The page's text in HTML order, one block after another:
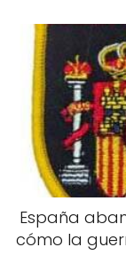
España
cómo la